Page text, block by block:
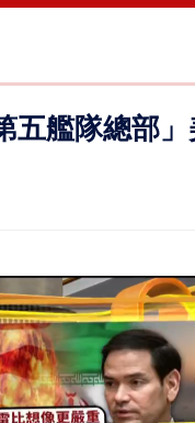
演習出槌！ 20多枚榴彈砲
豚挾暴雨！ 中正紀念堂現
車疲駕又吸毒逆向撞 小
艦隊總部」